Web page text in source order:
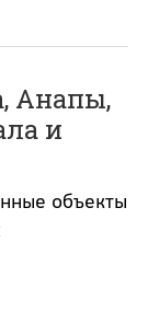
Анапы,
и
объекты